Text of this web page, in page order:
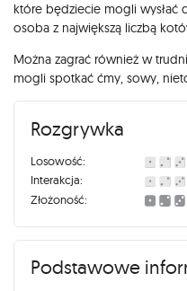
które będziecie mogli wysłać
osoba z największą liczbą
Można zagrać również w
mogli spotkać ćmy, sowy,
Rozgrywka
Losowość:
Interakcja:
Złożoność:
Podstawowe